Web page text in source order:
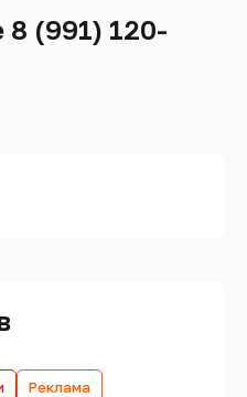
(991) 120-
Реклама